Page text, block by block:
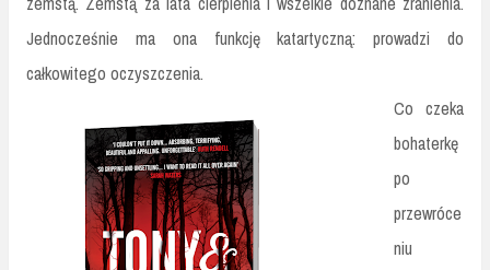
Jednocześnie ma ona funkcję katartyczną: prowadzi do
całkowitego oczyszczenia.
Co czeka
bohaterkę
po
przewróce
niu